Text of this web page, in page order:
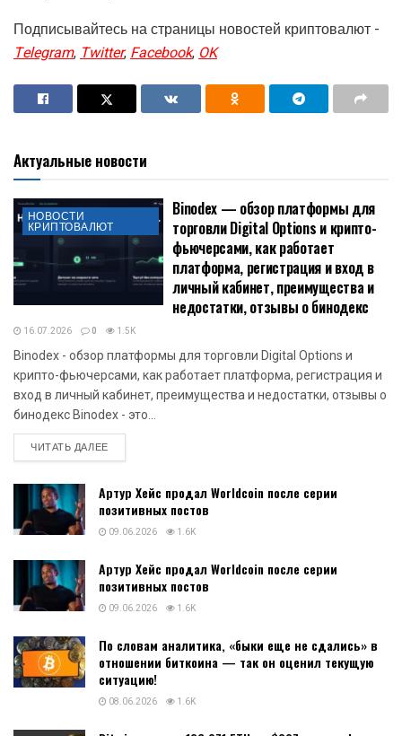
Подписывайтесь на страницы новостей криптовалют -
Telegram,Twitter,Facebook,OK
Актуальные новости
НОВОСТИ
КРИПТОВАЛЮТ
Binodex — обзор платформы для
торговли Digital Options и крипто-
фьючерсами, как работает
платформа, регистрация и вход в
личный кабинет, преимущества и
недостатки, отзывы о бинодекс
16.07.2026 0 1.5K
Binodex - обзор платформы для торговли Digital Options и
крипто-фьючерсами, как работает платформа, регистрация и
вход в личный кабинет, преимущества и недостатки, отзывы о
бинодекс Binodex - это...
ЧИТАТЬ ДАЛЕЕDETAILS
Артур Хейс продал Worldcoin после серии
позитивных постов
09.06.2026 1.6K
Артур Хейс продал Worldcoin после серии
позитивных постов
09.06.2026 1.6K
По словам аналитика, «быки еще не сдались» в
отношении биткоина — так он оценил текущую
ситуацию!
08.06.2026 1.6K